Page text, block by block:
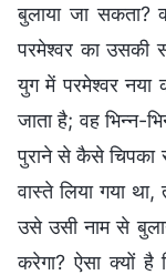
बुलाया जा सकता?
परमेश्वर का उसकी
युग में परमेश्वर नया
जाता है; वह भिन्न-
पुराने से कैसे चिपका
वास्ते लिया गया
उसे उसी नाम से
करेगा? ऐसा क्यों